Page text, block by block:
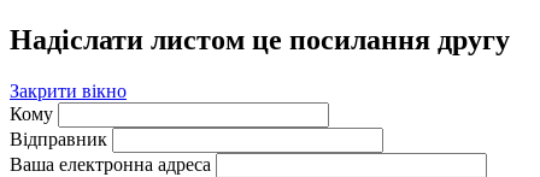
Надіслати листом це посилання другу
Закрити вікно
Кому
Відправник
Ваша електронна адреса